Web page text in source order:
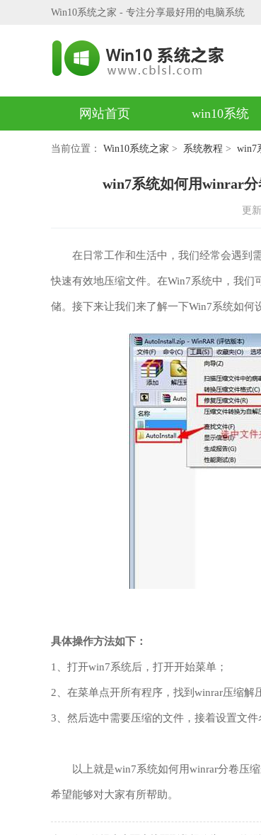
Win10系统之家 - 专注分享最好用的电脑系统
网站首页 win10系统
当前位置： Win10系统之家 > 系统教程 > win7
win7系统如何用winrar
更
在日常工作和生活中，我们经常会遇到需
快速有效地压缩文件。在Win7系统中，我
储。接下来让我们来了解一下Win7系统如何
具体操作方法如下：
1、打开win7系统后，打开开始菜单；
2、在菜单点开所有程序，找到winrar压缩解
3、然后选中需要压缩的文件，接着设置文件
以上就是win7系统如何用winrar分卷压缩
希望能够对大家有所帮助。